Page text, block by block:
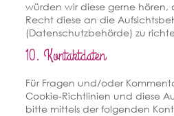
würden wir diese gerne
Recht diese an die
(Datenschutzbehörde) zu
10. Kontaktdaten
Für Fragen und/oder
Cookie-Richtlinien und diese
bitte mittels der folgenden